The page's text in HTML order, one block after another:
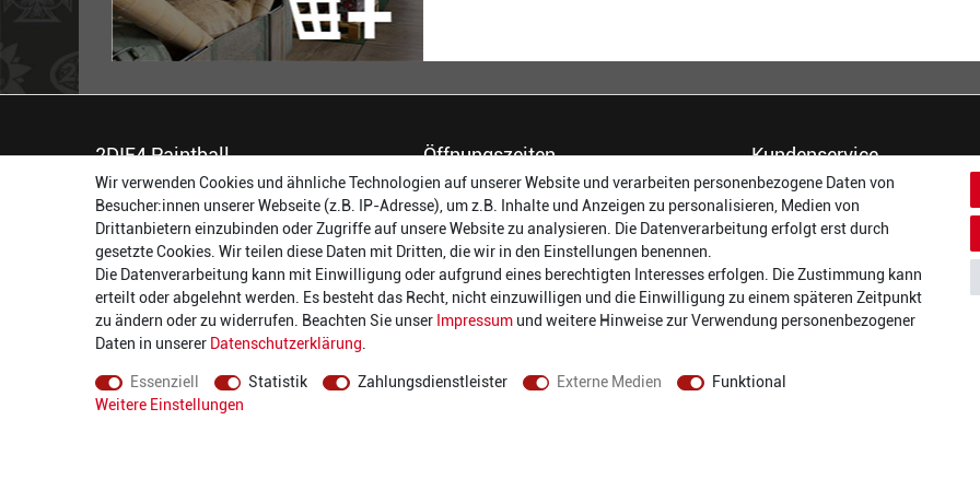
2DIE4 Paintball
56457 Westerburg
Reinhold-Ferger-Straße 26
order@2die4-sports.com
0 26 63/ 9 68 69 37
Öffnungszeiten
Montag:
14:00 - 17:00 Uhr
Dienstag:
14:00 - 17:00 Uhr
Mittwoch:
14:00 - 17:00 Uhr
Donnerstag:
14:00 - 17:00 Uhr
Freitag:
14:00 - 19:00 Uhr
Samstag:
10:00 - 17:00 Uhr
Kundenservice
Dein Konto
Häufigste Fragen (FAQ)
Größentabellen
Kundenmeinungen
Batterieverordnung
Versand und Zahlarten
Wir verwenden Cookies und ähnliche Technologien auf unserer Website und verarbeiten personenbezogene Daten von
Besucher:innen unserer Webseite (z.B. IP-Adresse), um z.B. Inhalte und Anzeigen zu personalisieren, Medien von
Drittanbietern einzubinden oder Zugriffe auf unsere Website zu analysieren. Die Datenverarbeitung erfolgt erst durch
gesetzte Cookies. Wir teilen diese Daten mit Dritten, die wir in den Einstellungen benennen.
Die Datenverarbeitung kann mit Einwilligung oder aufgrund eines berechtigten Interesses erfolgen. Die Zustimmung kann
erteilt oder abgelehnt werden. Es besteht das Recht, nicht einzuwilligen und die Einwilligung zu einem späteren Zeitpunkt
zu ändern oder zu widerrufen. Beachten Sie unser Impressum und weitere Hinweise zur Verwendung personenbezogener
Daten in unserer Daten­schutz­erklärung
Essenziell Statistik Zahlungsdienstleister Externe Medien
Funktional
Weitere Einstellungen